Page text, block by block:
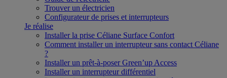
Trouver un électricien
Configurateur de prises et interrupteurs
Je réalise
Installer la prise Céliane Surface Confort
Comment installer un interrupteur sans contact Céliane
?
Installer un prêt-à-poser Green’up Access
Installer un interrupteur différentiel